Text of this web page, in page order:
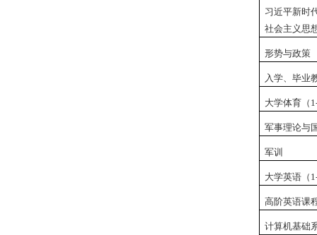
习近平新时
社会主义思
形势与政策
入学、毕业
大学体育（
军事理论与
军训
大学英语（
高阶英语课
计算机基础